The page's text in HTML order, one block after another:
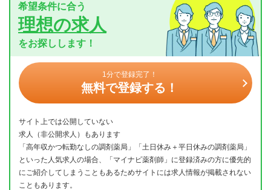
希望条件に合う
理想の求人
をお探しします！
1分で登録完了！
無料で登録する！
サイト上では公開していない
求人（非公開求人）もあります
「高年収かつ転勤なしの調剤薬局」「土日休み＋平日休みの調剤薬局」
といった人気求人の場合、「マイナビ薬剤師」に登録済みの方に優先的
にご紹介してしまうこともあるためサイトには求人情報が掲載されない
こともあります。